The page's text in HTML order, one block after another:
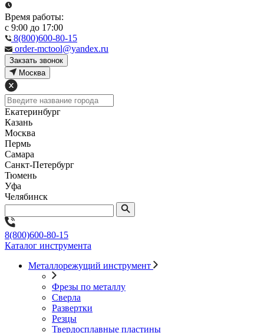
Время работы:
с 9:00 до 17:00
8(800)600-80-15
order-mctool@yandex.ru
Закзать звонок
Москва
Екатеринбург
Казань
Москва
Пермь
Самара
Санкт-Петербург
Тюмень
Уфа
Челябинск
8(800)600-80-15
Каталог инструмента
Металлорежущий инструмент
Фрезы по металлу
Сверла
Развертки
Резцы
Твердосплавные пластины